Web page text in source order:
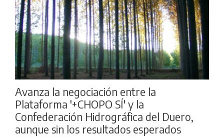
Avanza la negociación entre la
Plataforma '+CHOPO SÍ' y la
Confederación Hidrográfica del Duero,
aunque sin los resultados esperados